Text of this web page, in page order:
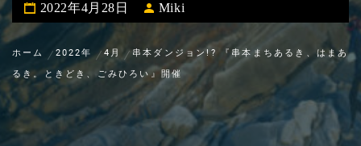
2022年4月28日 Miki
ホーム 2022年 4月
串本ダンジョン!? 『串本まちあるき、はまあ
るき。ときどき、ごみひろい』開催